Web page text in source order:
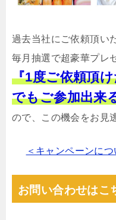
過去当社にご依頼頂い
毎月抽選で超豪華プレ
『1度ご依頼頂
でもご参加出来
ので、この機会をお見
＜キャンペーンに
お問い合わせはこ